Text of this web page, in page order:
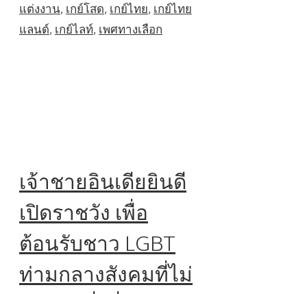
แต่งงาน, เกย์โสด, เกย์ไทย, เกย์ไทย
แลนด์, เกย์ไลท์, เพศทางเลือก
เจ้าชายอินเดียยินดี
เปิดราชวัง เพื่อ
ต้อนรับชาว LGBT
ท่ามกลางสังคมที่ไม่